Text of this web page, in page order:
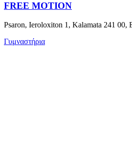
FREE MOTION
Psaron, Ieroloxiton 1, Kalamata 241 00,
Γυμναστήρια